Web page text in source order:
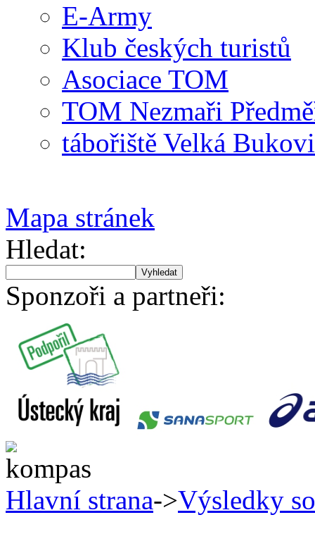
E-Army
Klub českých turistů
Asociace TOM
TOM Nezmaři
tábořiště Velká
Mapa stránek
Hledat:
Sponzoři a partneři:
Hlavní strana->Výsledky